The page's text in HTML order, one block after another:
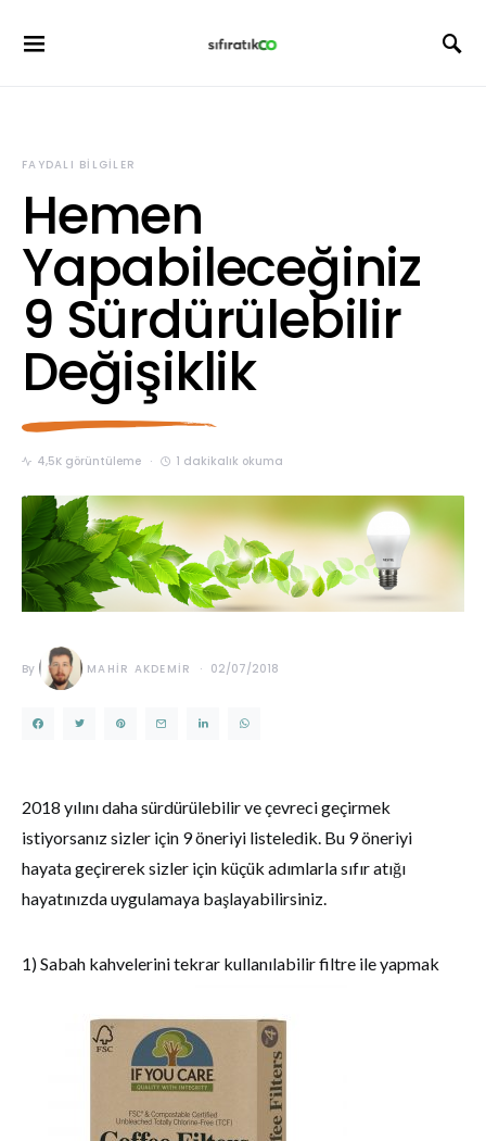
FAYDALI BILGILER
Hemen
Yapabileceğiniz
9 Sürdürülebilir
Değişiklik
4,5K görüntüleme 1 dakikalık okuma
By MAHIR AKDEMIR 02/07/2018
2018 yılını daha sürdürülebilir ve çevreci geçirmek
istiyorsanız sizler için 9 öneriyi listeledik. Bu 9 öneriyi
hayata geçirerek sizler için küçük adımlarla sıfır atığı
hayatınızda uygulamaya başlayabilirsiniz.
1) Sabah kahvelerini tekrar kullanılabilir filtre ile yapmak